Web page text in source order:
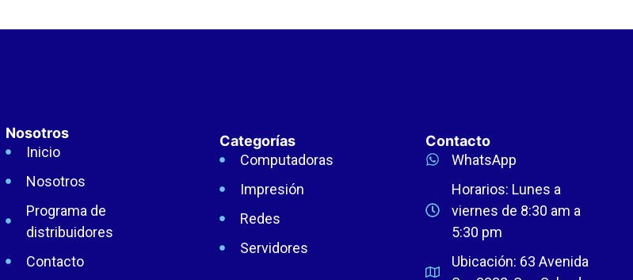
Nosotros
Inicio
Nosotros
Programa de
distribuidores
Contacto
Categorías
Computadoras
Impresión
Redes
Servidores
Contacto
WhatsApp
Horarios: Lunes a
viernes de 8:30 am a
5:30 pm
Ubicación: 63 Avenida